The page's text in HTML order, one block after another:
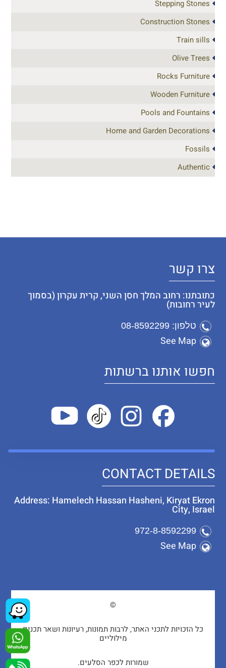
Stepping Stones
Construction Stones
Train sills
Olive Trees
Rocks Furniture
Wooden Furniture
Pools and Fountains
Home and Garden Decorations
Fossils
Authentic
צרו קשר
כתובתנו: רחוב המלך חסן השני, קרית עקרון (בסמוך
לעיר רחובות)
טלפון: 08-8592299
See Map
חפשו אותנו ברשתות
CONTACT DETAILS
Address: Hamelech Hassan Hasheni, Kiryat Ekron
City, Israel
972-8-8592299
See Map
©
כל הזכויות לתכני האתר, לרבות תמונות, רעיונות ושאר תכנים
מילוליים
שמורות לכפר הסלעים.